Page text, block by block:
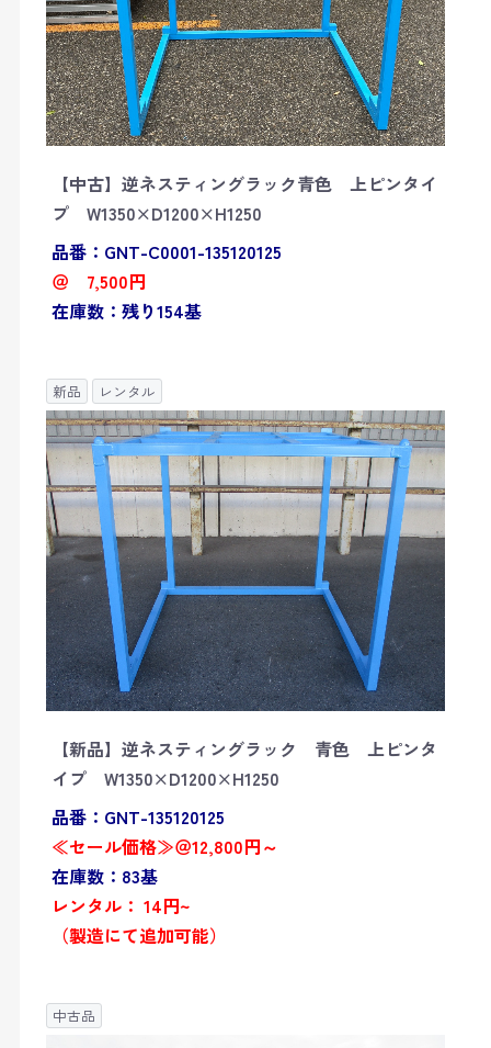
【中古】逆ネスティングラック青色 上ピンタイ
プ W1350×D1200×H1250
品番：GNT-C0001-135120125
＠ 7,500円
在庫数：残り154基
新品 レンタル
【新品】逆ネスティングラック 青色 上ピンタ
イプ W1350×D1200×H1250
品番：GNT-135120125
≪セール価格≫＠12,800円～
在庫数：83基
レンタル： 14円~
（製造にて追加可能）
中古品